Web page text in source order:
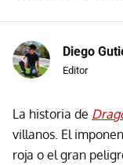
Diego
Editor
La historia de
villanos. El
roja o el gran